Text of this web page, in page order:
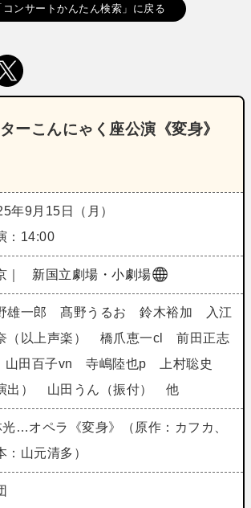
ンサートかんたん検索」に戻る
ーこんにゃく座公演《変身》
年9月15日（月）
：14:00
｜ 新国立劇場・小劇場
雄一郎 髙野うるお 鈴木裕加 入江
（以上声楽） 橋爪恵一cl 前田正志
田百子vn 寺嶋陸也p 上村聡史
出） 山田うん（振付） 他
…オペラ《変身》（原作：カフカ、
：山元清多）